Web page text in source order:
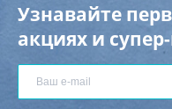
Узнавайте
акциях и